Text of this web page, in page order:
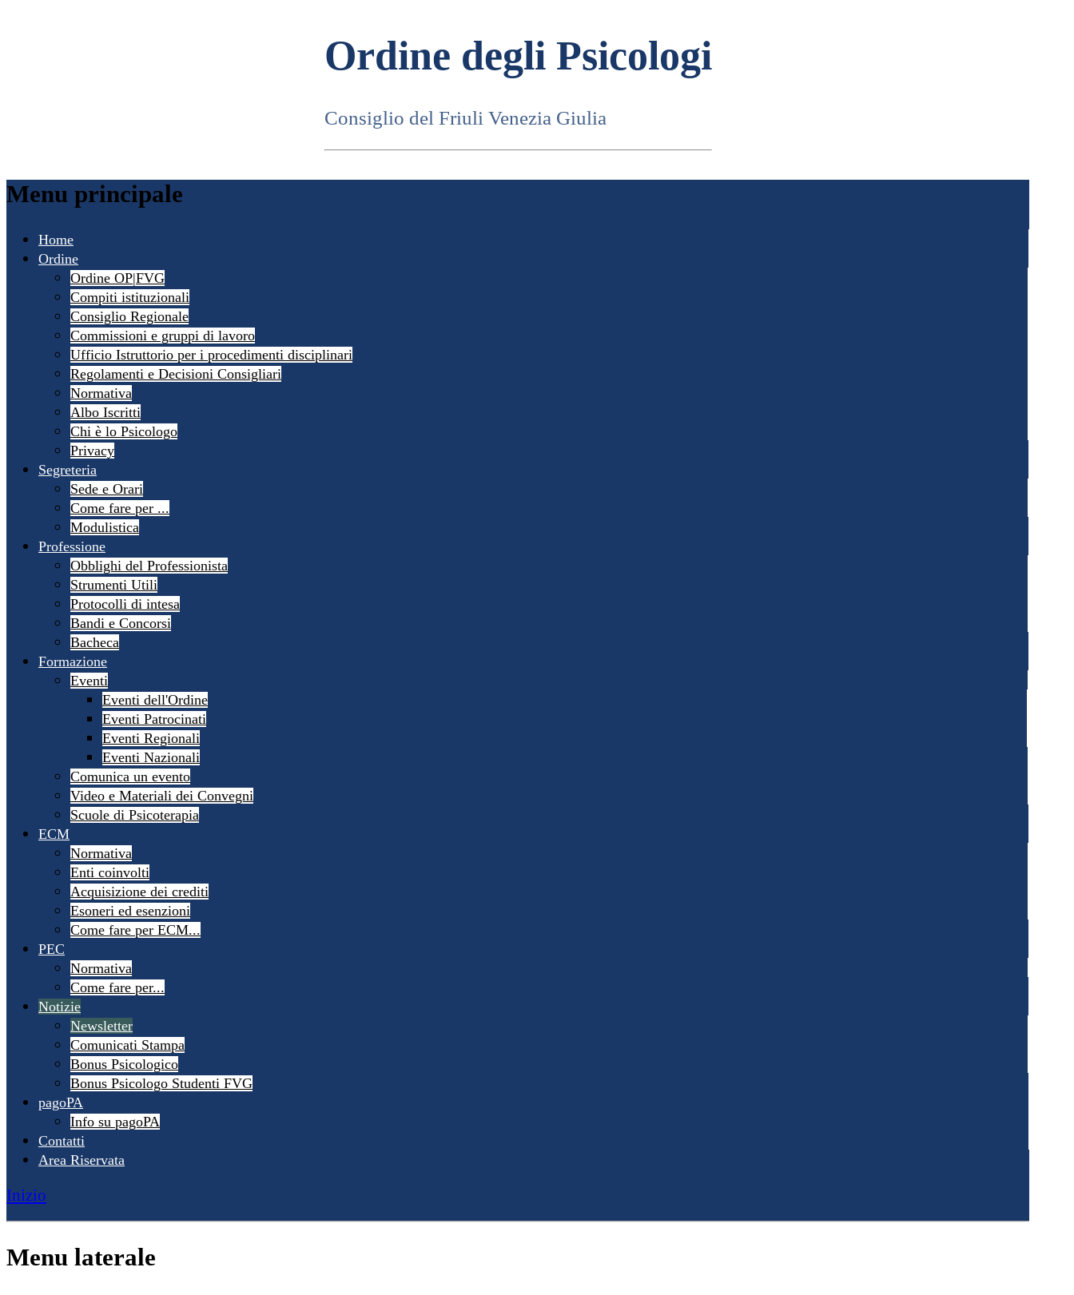
Ordine degli Psicologi
Consiglio del Friuli Venezia Giulia
Menu principale
Home
Ordine
Ordine OP|FVG
Compiti istituzionali
Consiglio Regionale
Commissioni e gruppi di lavoro
Ufficio Istruttorio per i procedimenti disciplinari
Regolamenti e Decisioni Consigliari
Normativa
Albo Iscritti
Chi è lo Psicologo
Privacy
Segreteria
Sede e Orari
Come fare per ...
Modulistica
Professione
Obblighi del Professionista
Strumenti Utili
Protocolli di intesa
Bandi e Concorsi
Bacheca
Formazione
Eventi
Eventi dell'Ordine
Eventi Patrocinati
Eventi Regionali
Eventi Nazionali
Comunica un evento
Video e Materiali dei Convegni
Scuole di Psicoterapia
ECM
Normativa
Enti coinvolti
Acquisizione dei crediti
Esoneri ed esenzioni
Come fare per ECM...
PEC
Normativa
Come fare per...
Notizie
Newsletter
Comunicati Stampa
Bonus Psicologico
Bonus Psicologo Studenti FVG
pagoPA
Info su pagoPA
Contatti
Area Riservata
Inizio
Menu laterale